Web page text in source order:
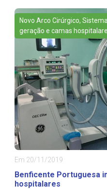
Novo Arco Cirúrgico,
geração e camas
Em 20/11/2019
Benficente Portuguesa
hospitalares